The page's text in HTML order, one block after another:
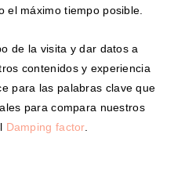
el máximo tiempo posible.
de la visita y dar datos a
contenidos y experiencia
para las palabras clave que
para compara nuestros
Damping factor.